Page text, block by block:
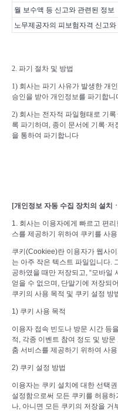
월 보수액 등 신고와 관련된 정보
노무제공자의 피보험자격 신고와
2. 파기 절차 및 방법
1) 회사는 파기 사유가 발생한 개
승인을 받아 개인정보를 파기합니
2) 회사는 전자적 파일형태로 기록·
록 파기하며, 종이 문서에 기록·저
을 통하여 파기합니다
[개인정보 자동 수집 장치의 설치
1. 회사는 이용자에게 빠르고 편
스를 제공하기 위하여 쿠키를 사
쿠키(Cookiee)란 이용자가 웹사
는 아주 작은 텍스트 파일입니다.
공하였을 때만 저장되고, “모바일
얻을 수 없으며, 단말기에 저장되
쿠키의 사용 목적 및 쿠키 설정 방
1) 쿠키 사용 목적
이용자 접속 빈도나 방문 시간 등
적, 각종 이벤트 참여 정도 및 방
춤 서비스를 제공하기 위하여 사
2) 쿠키 설정 방법
이용자는 쿠키 설치에 대한 선택
설정함으로써 모든 쿠키를 허용
나, 아니면 모든 쿠키의 저장을 거